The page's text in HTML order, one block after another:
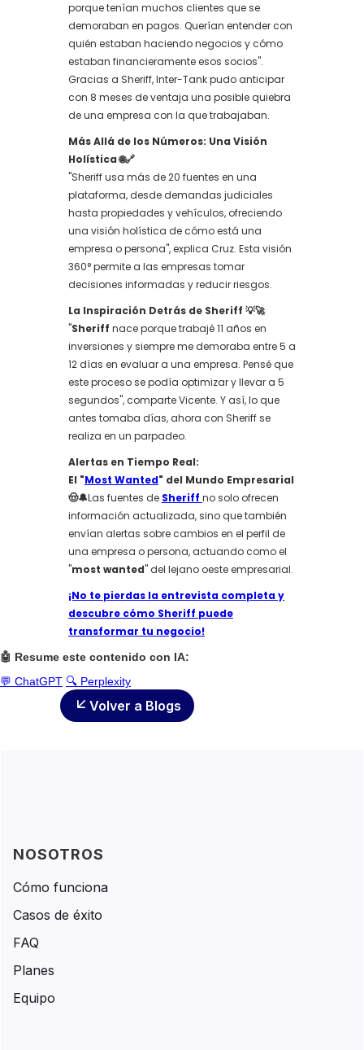
porque tenían muchos clientes que se
demoraban en pagos. Querían entender con
quién estaban haciendo negocios y cómo
estaban financieramente esos socios".
Gracias a Sheriff, Inter-Tank pudo anticipar
con 8 meses de ventaja una posible quiebra
de una empresa con la que trabajaban.
Más Allá de los Números: Una Visión
Holística 🌐🔗
"Sheriff usa más de 20 fuentes en una
plataforma, desde demandas judiciales
hasta propiedades y vehículos, ofreciendo
una visión holística de cómo está una
empresa o persona", explica Cruz. Esta visión
360° permite a las empresas tomar
decisiones informadas y reducir riesgos.
La Inspiración Detrás de Sheriff 💡🚀
"Sheriff nace porque trabajé 11 años en
inversiones y siempre me demoraba entre 5 a
12 días en evaluar a una empresa. Pensé que
este proceso se podía optimizar y llevar a 5
segundos", comparte Vicente. Y así, lo que
antes tomaba días, ahora con Sheriff se
realiza en un parpadeo.
Alertas en Tiempo Real:
El "Most Wanted" del Mundo Empresarial
🤠🔔Las fuentes de Sheriff no solo ofrecen
información actualizada, sino que también
envían alertas sobre cambios en el perfil de
una empresa o persona, actuando como el
"most wanted" del lejano oeste empresarial.
¡No te pierdas la entrevista completa y
descubre cómo Sheriff puede
transformar tu negocio!
🤖 Resume este contenido con IA:
💬 ChatGPT 🔍 Perplexity
Volver a Blogs
NOSOTROS
Cómo funciona
Casos de éxito
FAQ
Planes
Equipo